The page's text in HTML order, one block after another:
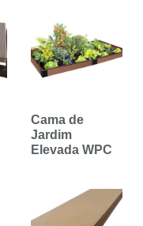
Cama de
Jardim
Elevada WPC